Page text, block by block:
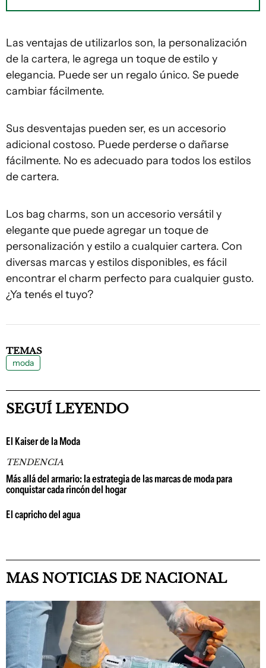
Las ventajas de utilizarlos son, la personalización
de la cartera, le agrega un toque de estilo y
elegancia. Puede ser un regalo único. Se puede
cambiar fácilmente.
Sus desventajas pueden ser, es un accesorio
adicional costoso. Puede perderse o dañarse
fácilmente. No es adecuado para todos los estilos
de cartera.
Los bag charms, son un accesorio versátil y
elegante que puede agregar un toque de
personalización y estilo a cualquier cartera. Con
diversas marcas y estilos disponibles, es fácil
encontrar el charm perfecto para cualquier gusto.
¿Ya tenés el tuyo?
TEMAS
moda
SEGUÍ LEYENDO
El Kaiser de la Moda
TENDENCIA
Más allá del armario: la estrategia de las marcas de moda para
conquistar cada rincón del hogar
El capricho del agua
MAS NOTICIAS DE NACIONAL